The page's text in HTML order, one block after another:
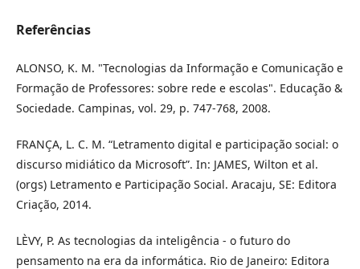
Referências
ALONSO, K. M. "Tecnologias da Informação e Comunicação e
Formação de Professores: sobre rede e escolas". Educação &
Sociedade. Campinas, vol. 29, p. 747-768, 2008.
FRANÇA, L. C. M. “Letramento digital e participação social: o
discurso midiático da Microsoft”. In: JAMES, Wilton et al.
(orgs) Letramento e Participação Social. Aracaju, SE: Editora
Criação, 2014.
LÈVY, P. As tecnologias da inteligência - o futuro do
pensamento na era da informática. Rio de Janeiro: Editora